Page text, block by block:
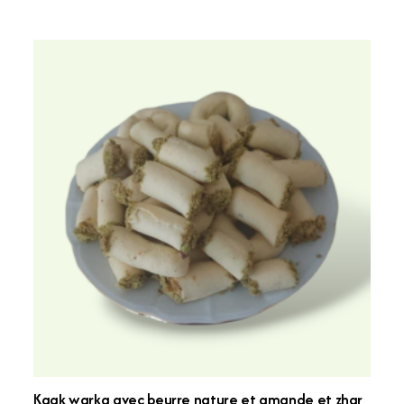
Kaak warka avec beurre nature et amande et zhar